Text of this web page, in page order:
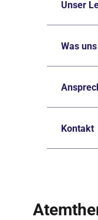
Unser
Was
Kontakt